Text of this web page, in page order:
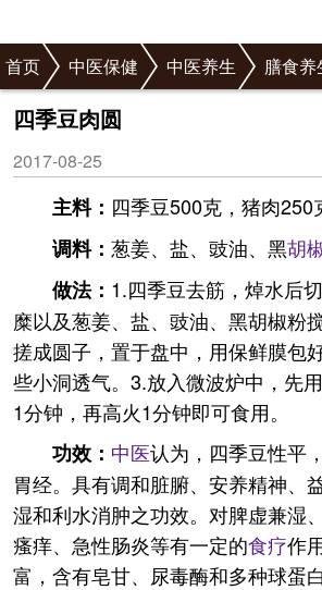
首页 中医保健 中医养生 膳食养
四季豆肉圆
2017-08-25
主料： 四季豆500克，猪肉250
调料： 葱姜、盐、豉油、黑胡
做法： 1.四季豆去筋，焯水后
糜以及葱姜、盐、豉油、黑胡椒粉
搓成圆子，置于盘中，用保鲜膜包
些小洞透气。3.放入微波炉中，先
1分钟，再高火1分钟即可食用。
功效： 中医认为，四季豆性平
胃经。具有调和脏腑、安养精神、
湿和利水消肿之功效。对脾虚兼湿
瘙痒、急性肠炎等有一定的食疗作
富，含有皂甘、尿毒酶和多种球蛋